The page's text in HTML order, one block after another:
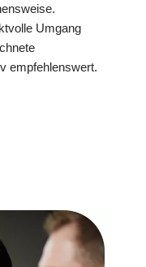
Umgang
empfehlenswert.